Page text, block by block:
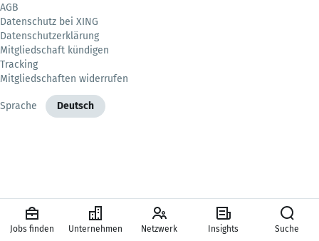
AGB
Datenschutz bei XING
Datenschutzerklärung
Mitgliedschaft kündigen
Tracking
Mitgliedschaften widerrufen
Sprache Deutsch
Jobs finden Unternehmen Netzwerk Insights Suche